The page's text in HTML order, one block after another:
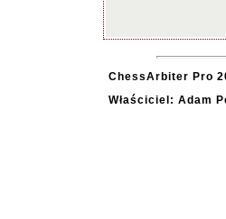
ChessArbiter Pro
Właściciel: Adam